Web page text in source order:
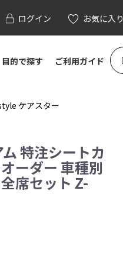
ログイン お気に入り
目的で探す ご利用ガイド
ケアスター
特注シートカ
ーダー 車種別
席セット Z-